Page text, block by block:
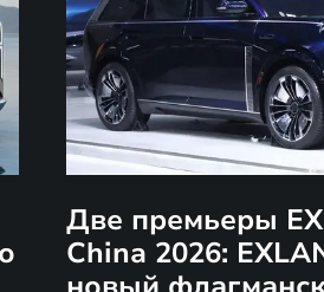
Две премьеры
China 2026: